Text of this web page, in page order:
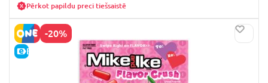
Pērkot papildu preci tiešsaistē
-20%
E-CENA